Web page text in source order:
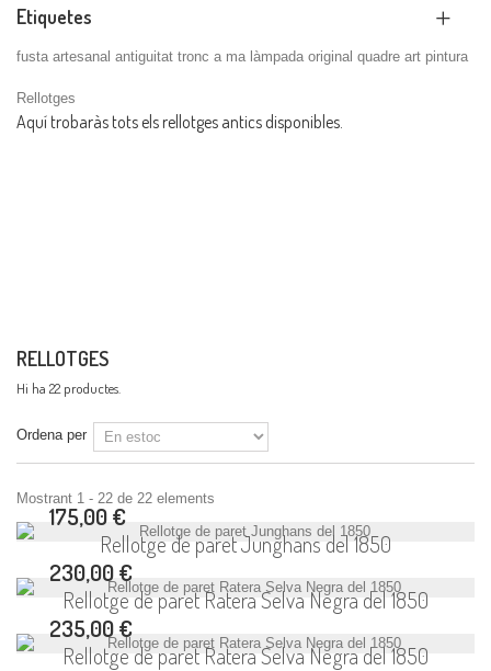
Etiquetes
fusta artesanal antiguitat tronc a ma làmpada original quadre art pintura
Rellotges
Aquí trobaràs tots els rellotges antics disponibles.
RELLOTGES
Hi ha 22 productes.
Ordena per
Mostrant 1 - 22 de 22 elements
Rellotge de paret Junghans del 1850
175,00 €
Rellotge de paret Ratera Selva Negra del 1850
230,00 €
Rellotge de paret Ratera Selva Negra del 1850
235,00 €